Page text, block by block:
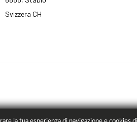
Svizzera CH